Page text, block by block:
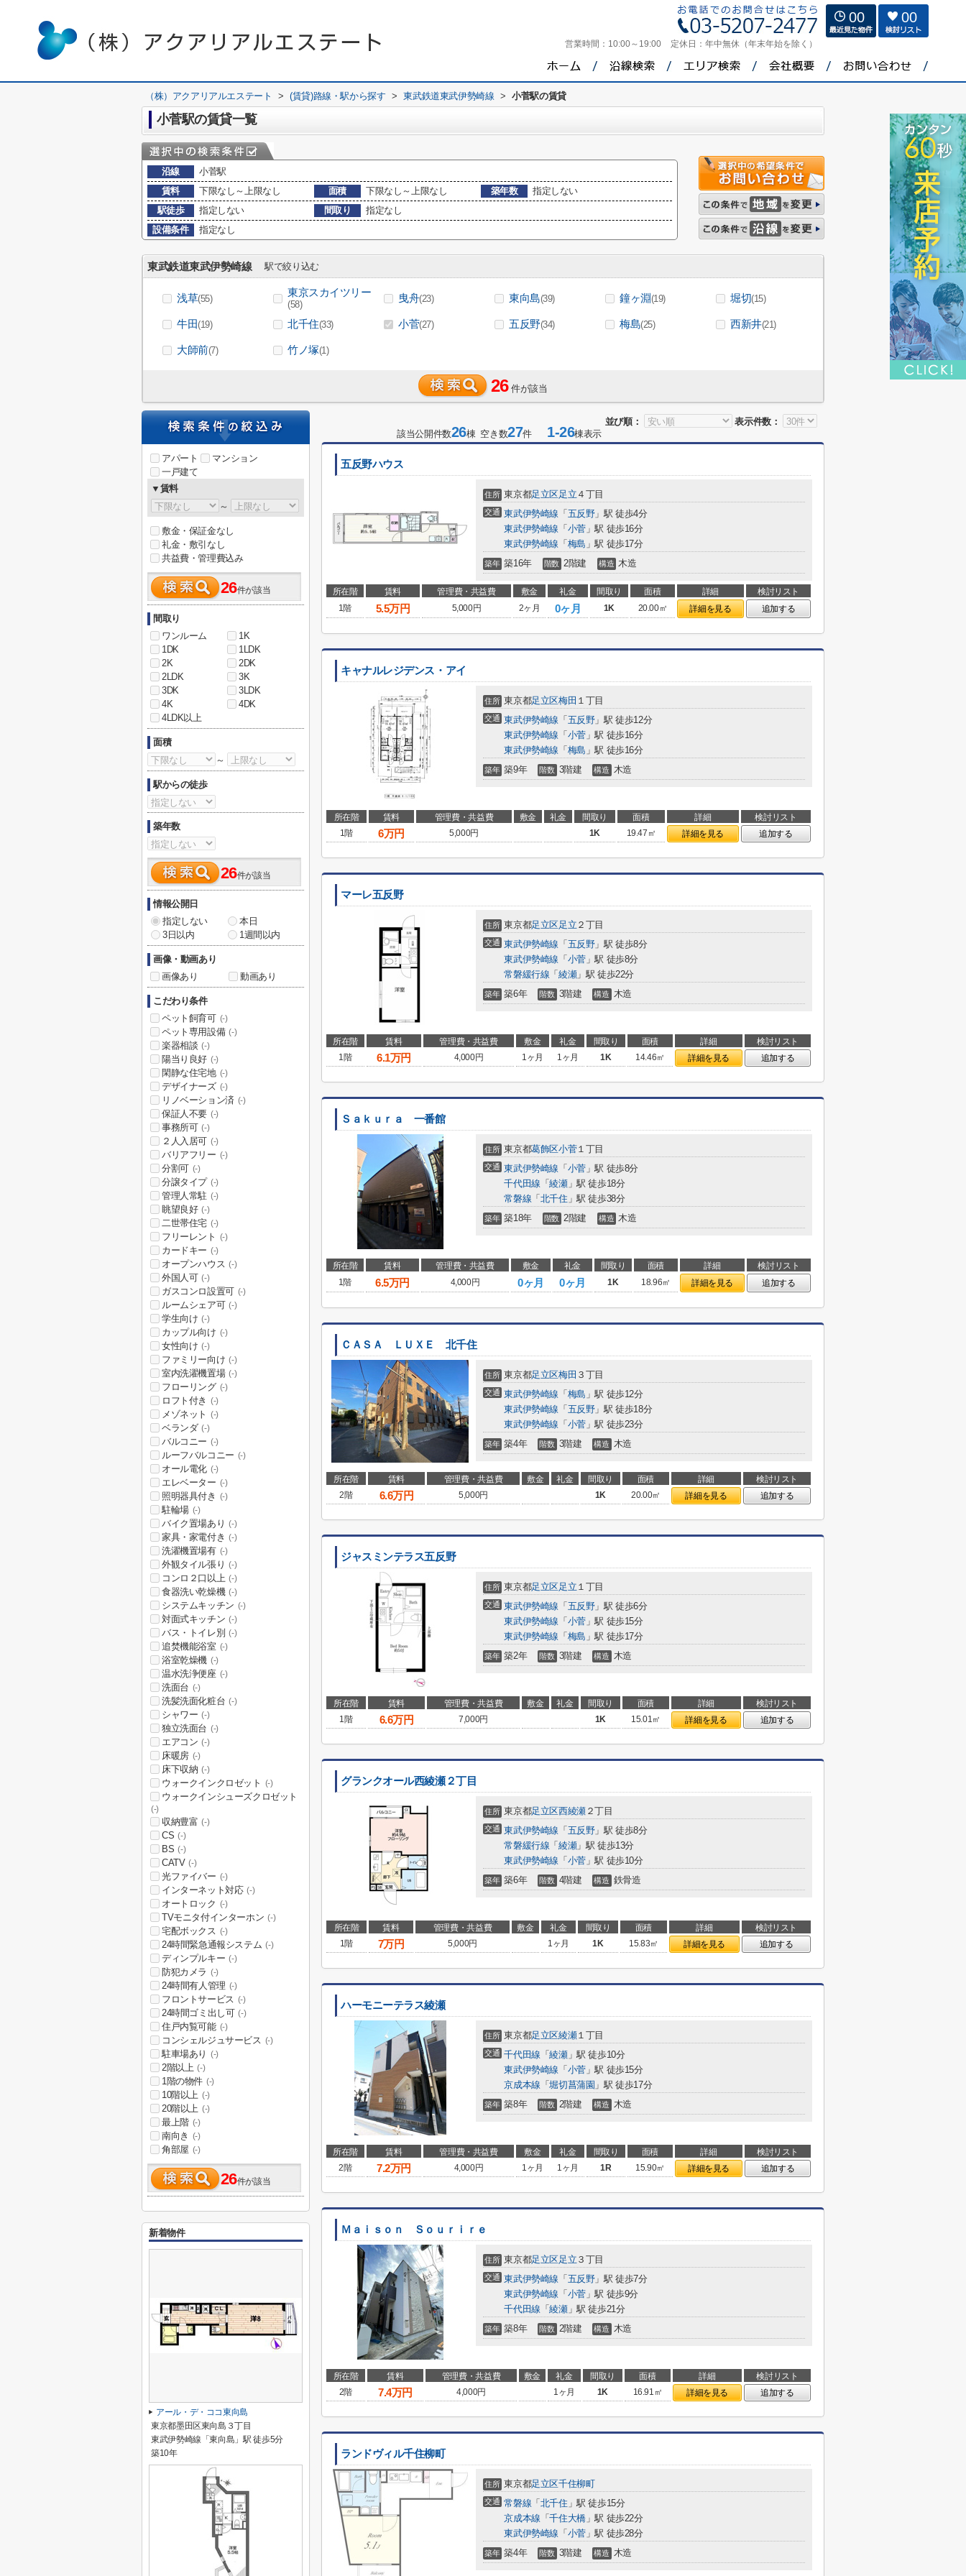
営業時間： 10:00～19:00 定休日： 年中無休（年末年始を除く）
00 00
（株）アクアリアルエステート > (賃貸)路線・駅から探す > 東武鉄道東武伊勢崎線 > 小菅駅の賃貸
小菅駅の賃貸一覧
沿線
小菅駅
賃料
下限なし～上限なし 面積 下限なし～上限なし 築年数
指定しない
駅徒歩
指定しない 間取り
指定なし
設備条件
指定なし
東武鉄道東武伊勢崎線 駅で絞り込む
浅草(55)
東京スカイツリー
(58)
曳舟(23) 東向島(39) 鐘ヶ淵(19) 堀切(15)
牛田(19) 北千住(33) 小菅(27) 五反野(34) 梅島(25) 西新井(21)
大師前(7) 竹ノ塚(1)
26 件が該当
並び順：
表示件数：
該当公開件数26棟 空き数27件1-26棟表示
五反野ハウス
住所 東京都足立区足立 ４丁目
交通 東武伊勢崎線 「 五反野」駅 徒歩4分
東武伊勢崎線 「 小菅」駅 徒歩16分
東武伊勢崎線 「 梅島 」駅 徒歩17分
築年 築16年 階数 2階建 構造 木造
所在階 賃料 管理費・共益費 敷金 礼金 間取り 面積 詳細
検討リスト
1階
5.5万円 5,000円 2ヶ月 0ヶ月 1K 20.00㎡ 詳細を見る 追加する
キャナルレジデンス・アイ
住所 東京都足立区梅田 １丁目
交通 東武伊勢崎線 「 五反野」駅 徒歩12分
東武伊勢崎線 「 小菅」駅 徒歩16分
東武伊勢崎線 「 梅島 」駅 徒歩16分
築年 築9年 階数 3階建 構造 木造
所在階 賃料 管理費・共益費 敷金 礼金 間取り 面積 詳細
検討リスト
1階
6万円 5,000円 1K 19.47㎡ 詳細を見る 追加する
マーレ五反野
住所 東京都足立区足立 ２丁目
交通 東武伊勢崎線 「 五反野」駅 徒歩8分
東武伊勢崎線 「 小菅」駅 徒歩8分
常磐緩行線 「 綾瀬」駅 徒歩22分
築年 築6年 階数 3階建 構造 木造
所在階 賃料 管理費・共益費 敷金 礼金 間取り 面積 詳細
検討リスト
1階
6.1万円 4,000円 1ヶ月 1ヶ月 1K 14.46㎡ 詳細を見る 追加する
Ｓａｋｕｒａ 一番館
住所 東京都葛飾区小菅１丁目
交通 東武伊勢崎線 「 小菅」駅 徒歩8分
千代田線 「綾瀬」駅 徒歩18分
常磐線 「 北千住 」駅 徒歩38分
築年 築18年 階数 2階建 構造 木造
所在階 賃料 管理費・共益費 敷金 礼金 間取り 面積 詳細
検討リスト
1階
6.5万円 4,000円 0ヶ月 0ヶ月 1K 18.96㎡ 詳細を見る 追加する
ＣＡＳＡ ＬＵＸＥ 北千住
住所 東京都足立区梅田 ３丁目
交通 東武伊勢崎線 「 梅島 」駅 徒歩12分
東武伊勢崎線 「 五反野」駅 徒歩18分
東武伊勢崎線 「 小菅」駅 徒歩23分
築年 築4年 階数 3階建 構造 木造
所在階 賃料 管理費・共益費 敷金 礼金 間取り 面積 詳細
検討リスト
2階
6.6万円 5,000円 1K 20.00㎡ 詳細を見る 追加する
ジャスミンテラス五反野
住所 東京都足立区足立 １丁目
交通 東武伊勢崎線 「 五反野」駅 徒歩6分
東武伊勢崎線 「 小菅」駅 徒歩15分
東武伊勢崎線 「 梅島 」駅 徒歩17分
築年 築2年 階数 3階建 構造 木造
所在階 賃料 管理費・共益費 敷金 礼金 間取り 面積 詳細
検討リスト
1階
6.6万円 7,000円 1K 15.01㎡ 詳細を見る 追加する
グランクオール西綾瀬２丁目
住所 東京都足立区西綾瀬２丁目
交通 東武伊勢崎線 「 五反野」駅 徒歩8分
常磐緩行線 「 綾瀬」駅 徒歩13分
東武伊勢崎線 「 小菅」駅 徒歩10分
築年 築6年 階数 4階建 構造 鉄骨造
所在階 賃料 管理費・共益費 敷金 礼金 間取り 面積 詳細
検討リスト
1階
7万円 5,000円 1ヶ月 1K 15.83㎡ 詳細を見る 追加する
ハーモニーテラス綾瀬
住所 東京都足立区綾瀬１丁目
交通 千代田線 「綾瀬」駅 徒歩10分
東武伊勢崎線 「 小菅」駅 徒歩15分
京成本線 「堀切菖蒲園 」駅 徒歩17分
築年 築8年 階数 2階建 構造 木造
所在階 賃料 管理費・共益費 敷金 礼金 間取り 面積 詳細
検討リスト
2階
7.2万円 4,000円 1ヶ月 1ヶ月 1R 15.90㎡ 詳細を見る 追加する
Ｍａｉｓｏｎ Ｓｏｕｒｉｒｅ
住所 東京都足立区足立 ３丁目
交通 東武伊勢崎線 「 五反野」駅 徒歩7分
東武伊勢崎線 「 小菅」駅 徒歩9分
千代田線 「綾瀬」駅 徒歩21分
築年 築8年 階数 2階建 構造 木造
所在階 賃料 管理費・共益費 敷金 礼金 間取り 面積 詳細
検討リスト
2階
7.4万円 4,000円 1ヶ月 1K 16.91㎡ 詳細を見る 追加する
ランドヴィル千住柳町
住所 東京都足立区千住柳町
交通 常磐線 「 北千住 」駅 徒歩15分
京成本線 「千住大橋」駅 徒歩22分
東武伊勢崎線 「 小菅」駅 徒歩28分
築年 築4年 階数 3階建 構造 木造
アパート
マンション
一戸建て
▼賃料
～
敷金・保証金なし
礼金・敷引なし
共益費・管理費込み
26件が該当
間取り
ワンルーム
1K
1DK
1LDK
2K
2DK
2LDK
3K
3DK
3LDK
4K
4DK
4LDK以上
面積
～
駅からの徒歩
築年数
26件が該当
情報公開日
指定しない
本日
3日以内
1週間以内
画像・動画あり
画像あり
動画あり
こだわり条件
ペット飼育可 (-)
ペット専用設備 (-)
楽器相談 (-)
陽当り良好 (-)
閑静な住宅地 (-)
デザイナーズ (-)
リノベーション済 (-)
保証人不要 (-)
事務所可 (-)
２人入居可 (-)
バリアフリー (-)
分割可 (-)
分譲タイプ (-)
管理人常駐 (-)
眺望良好 (-)
二世帯住宅 (-)
フリーレント (-)
カードキー (-)
オープンハウス (-)
外国人可 (-)
ガスコンロ設置可 (-)
ルームシェア可 (-)
学生向け (-)
カップル向け (-)
女性向け (-)
ファミリー向け (-)
室内洗濯機置場 (-)
フローリング (-)
ロフト付き (-)
メゾネット (-)
ベランダ (-)
バルコニー (-)
ルーフバルコニー (-)
オール電化 (-)
エレベーター (-)
照明器具付き (-)
駐輪場 (-)
バイク置場あり (-)
家具・家電付き (-)
洗濯機置場有 (-)
外観タイル張り (-)
コンロ２口以上 (-)
食器洗い乾燥機 (-)
システムキッチン (-)
対面式キッチン (-)
バス・トイレ別 (-)
追焚機能浴室 (-)
浴室乾燥機 (-)
温水洗浄便座 (-)
洗面台 (-)
洗髪洗面化粧台 (-)
シャワー (-)
独立洗面台 (-)
エアコン (-)
床暖房 (-)
床下収納 (-)
ウォークインクロゼット (-)
ウォークインシューズクロゼット
(-)
収納豊富 (-)
CS (-)
BS (-)
CATV (-)
光ファイバー (-)
インターネット対応 (-)
オートロック (-)
TVモニタ付インターホン (-)
宅配ボックス (-)
24時間緊急通報システム (-)
ディンプルキー (-)
防犯カメラ (-)
24時間有人管理 (-)
フロントサービス (-)
24時間ゴミ出し可 (-)
住戸内覧可能 (-)
コンシェルジュサービス (-)
駐車場あり (-)
2階以上 (-)
1階の物件 (-)
10階以上 (-)
20階以上 (-)
最上階 (-)
南向き (-)
角部屋 (-)
26件が該当
新着物件
アール・デ・ココ東向島
東京都墨田区東向島３丁目
東武伊勢崎線「東向島」駅 徒歩5分
築10年